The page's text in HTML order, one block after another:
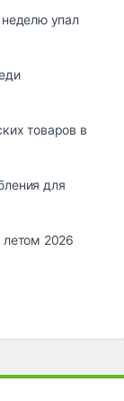
упал
товаров в
для
летом 2026